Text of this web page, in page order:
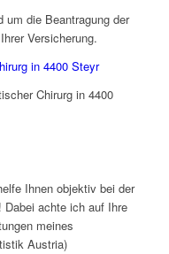
um die Beantragung der
Versicherung.
Chirurg in 4400
Ihnen objektiv bei der
achte ich auf Ihre
meines
Austria)